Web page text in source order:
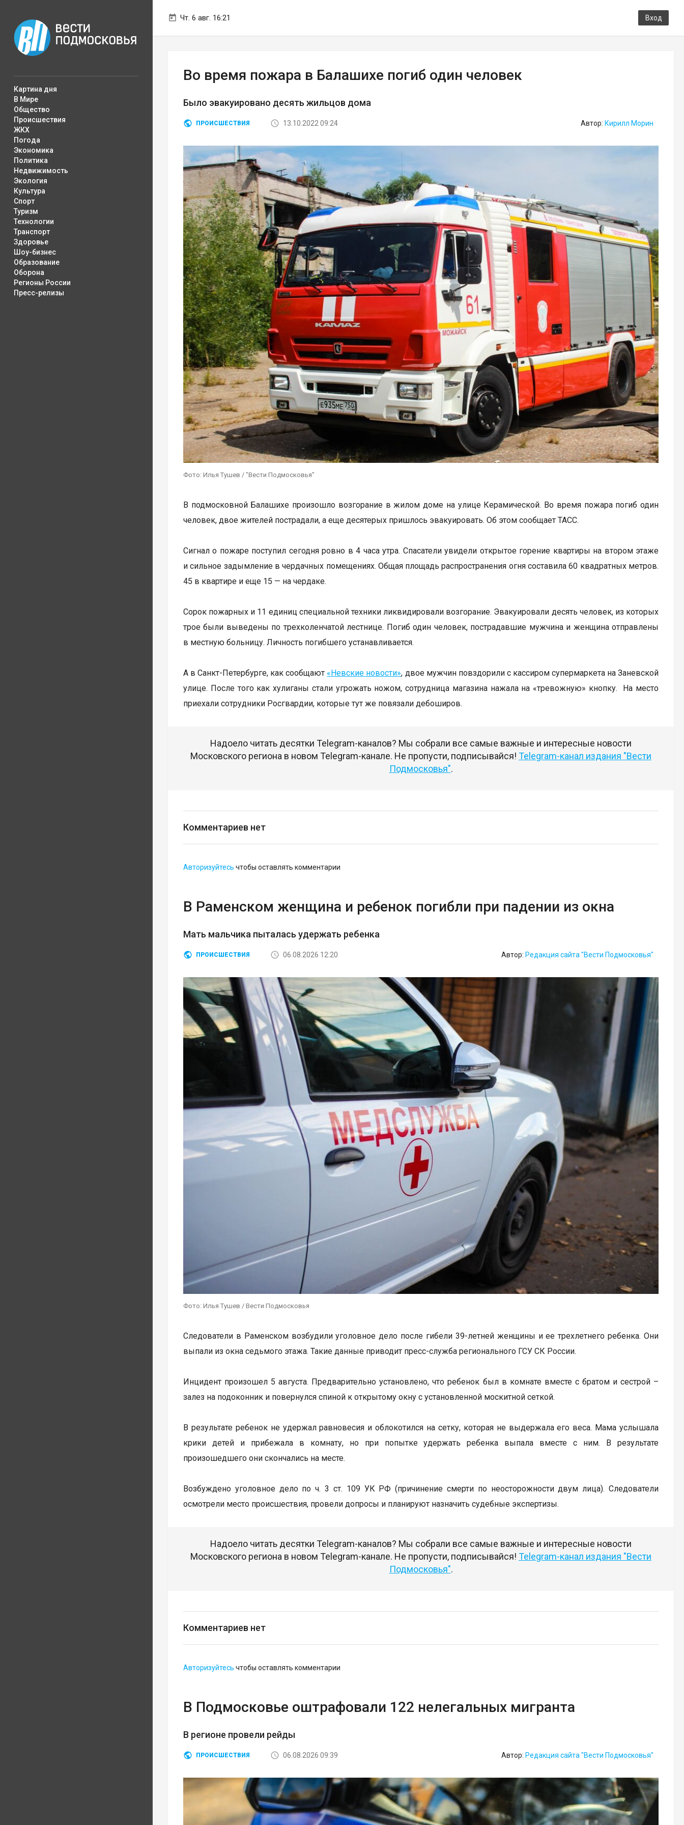
Чт. 6 авг. 16:21 Вход
Картина дня
В Мире
Общество
Происшествия
ЖКХ
Погода
Экономика
Политика
Недвижимость
Экология
Культура
Спорт
Туризм
Технологии
Транспорт
Здоровье
Шоу-бизнес
Образование
Оборона
Регионы России
Пресс-релизы
Во время пожара в Балашихе погиб один человек
Было эвакуировано десять жильцов дома
ПРОИСШЕСТВИЯ 13.10.2022 09:24 Автор: Кирилл Морин
Фото: Илья Тушев / "Вести Подмосковья"
В подмосковной Балашихе произошло возгорание в жилом доме на улице Керамической. Во время пожара погиб один
человек, двое жителей пострадали, а еще десятерых пришлось эвакуировать. Об этом сообщает ТАСС.
Сигнал о пожаре поступил сегодня ровно в 4 часа утра. Спасатели увидели открытое горение квартиры на втором этаже
и сильное задымление в чердачных помещениях. Общая площадь распространения огня составила 60 квадратных метров.
45 в квартире и еще 15 — на чердаке.
Сорок пожарных и 11 единиц специальной техники ликвидировали возгорание. Эвакуировали десять человек, из которых
трое были выведены по трехколенчатой лестнице. Погиб один человек, пострадавшие мужчина и женщина отправлены
в местную больницу. Личность погибшего устанавливается.
А в Санкт-Петербурге, как сообщают «Невские новости», двое мужчин повздорили с кассиром супермаркета на Заневской
улице. После того как хулиганы стали угрожать ножом, сотрудница магазина нажала на «тревожную» кнопку. На место
приехали сотрудники Росгвардии, которые тут же повязали дебоширов.
Надоело читать десятки Telegram-каналов? Мы собрали все самые важные и интересные новости
Московского региона в новом Telegram-канале. Не пропусти, подписывайся! Telegram-канал издания "Вести
Подмосковья".
Комментариев нет
Авторизуйтесь чтобы оставлять комментарии
В Раменском женщина и ребенок погибли при падении из окна
Мать мальчика пыталась удержать ребенка
ПРОИСШЕСТВИЯ 06.08.2026 12:20 Автор: Редакция сайта "Вести Подмосковья"
Фото: Илья Тушев / Вести Подмосковья
Следователи в Раменском возбудили уголовное дело после гибели 39-летней женщины и ее трехлетнего ребенка. Они
выпали из окна седьмого этажа. Такие данные приводит пресс-служба регионального ГСУ СК России.
Инцидент произошел 5 августа. Предварительно установлено, что ребенок был в комнате вместе с братом и сестрой –
залез на подоконник и повернулся спиной к открытому окну с установленной москитной сеткой.
В результате ребенок не удержал равновесия и облокотился на сетку, которая не выдержала его веса. Мама услышала
крики детей и прибежала в комнату, но при попытке удержать ребенка выпала вместе с ним. В результате
произошедшего они скончались на месте.
Возбуждено уголовное дело по ч. 3 ст. 109 УК РФ (причинение смерти по неосторожности двум лица). Следователи
осмотрели место происшествия, провели допросы и планируют назначить судебные экспертизы.
Надоело читать десятки Telegram-каналов? Мы собрали все самые важные и интересные новости
Московского региона в новом Telegram-канале. Не пропусти, подписывайся! Telegram-канал издания "Вести
Подмосковья".
Комментариев нет
Авторизуйтесь чтобы оставлять комментарии
В Подмосковье оштрафовали 122 нелегальных мигранта
В регионе провели рейды
ПРОИСШЕСТВИЯ 06.08.2026 09:39 Автор: Редакция сайта "Вести Подмосковья"